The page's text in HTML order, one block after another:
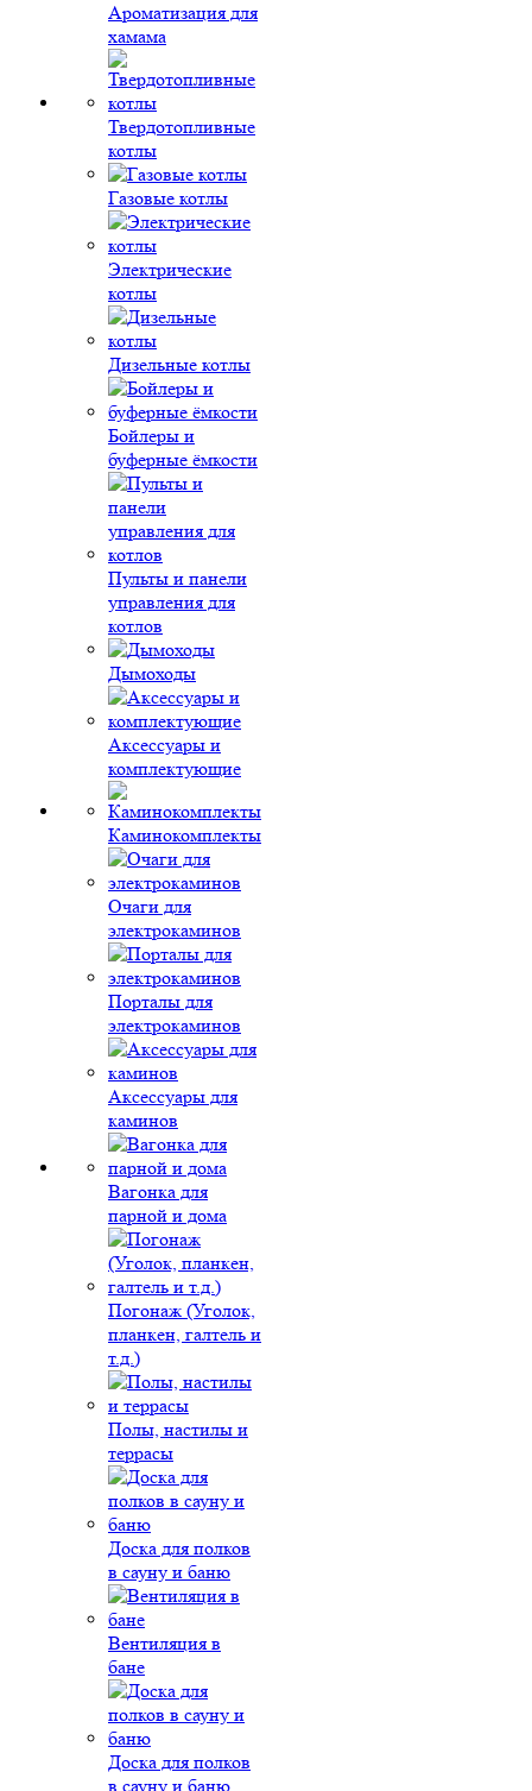
Ароматизация для
хамама
Твердотопливные
котлы
Газовые котлы
Электрические
котлы
Дизельные котлы
Бойлеры и
буферные ёмкости
Пульты и панели
управления для
котлов
Дымоходы
Аксессуары и
комплектующие
Каминокомплекты
Очаги для
электрокаминов
Порталы для
электрокаминов
Аксессуары для
каминов
Вагонка для
парной и дома
Погонаж (Уголок,
планкен, галтель и
т.д.)
Полы, настилы и
террасы
Доска для полков
в сауну и баню
Вентиляция в
бане
Доска для полков
в сауну и баню